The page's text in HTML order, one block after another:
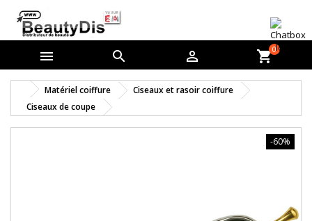
   shopping_cart0
Matériel coiffure
Ciseaux et rasoir coiffure
Ciseaux de coupe
-60%